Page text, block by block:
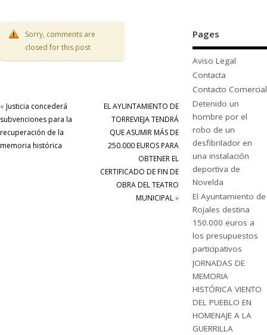
Sorry, comments are
closed for this post
« Justicia concederá
subvenciones para la
recuperación de la
memoria histórica
EL AYUNTAMIENTO DE
TORREVIEJA TENDRÁ
QUE ASUMIR MÁS DE
250.000 EUROS PARA
OBTENER EL
CERTIFICADO DE FIN DE
OBRA DEL TEATRO
MUNICIPAL»
Pages
Aviso Legal
Contacta
Contacto Comercial
Detenido un
hombre por el
robo de un
desfibrilador en
una instalación
deportiva de
Novelda
El Ayuntamiento de
Rojales destina
150.000 euros a
los presupuestos
participativos
JORNADAS DE
MEMORIA
HISTÓRICA VIENTO
DEL PUEBLO EN
HOMENAJE A LA
GUERRILLA